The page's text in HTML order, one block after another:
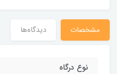
مشخصات دیدگاه‌ها
نوع درگاه